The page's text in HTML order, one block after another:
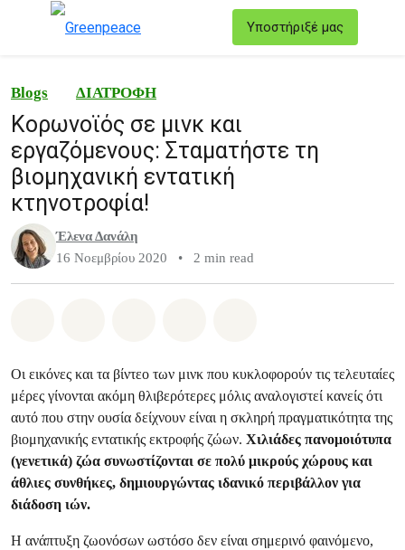
Υποστήριξέ μας
Blogs ΔΙΑΤΡΟΦΗ
Κορωνοϊός σε μινκ και
εργαζόμενους: Σταματήστε τη
βιομηχανική εντατική
κτηνοτροφία!
Έλενα Δανάλη
16 Νοεμβρίου 2020
• 2 min read
Οι εικόνες και τα βίντεο των μινκ που κυκλοφορούν τις τελευταίες
μέρες γίνονται ακόμη θλιβερότερες μόλις αναλογιστεί κανείς ότι
αυτό που στην ουσία δείχνουν είναι η σκληρή πραγματικότητα της
βιομηχανικής εντατικής εκτροφής ζώων. Χιλιάδες πανομοιότυπα
(γενετικά) ζώα συνωστίζονται σε πολύ μικρούς χώρους και
άθλιες συνθήκες, δημιουργώντας ιδανικό περιβάλλον για
διάδοση ιών.
Η ανάπτυξη ζωονόσων ωστόσο δεν είναι σημερινό φαινόμενο,